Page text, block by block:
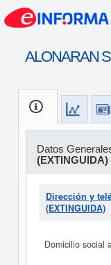
ALONARAN
Datos
(EXTINGUIDA)
Dirección y
(EXTINGUIDA)
Domicilio social